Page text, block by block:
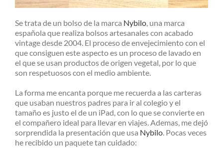
Se trata de un bolso de la marca Nybilo, una marca
española que realiza bolsos artesanales con acabado
vintage desde 2004. El proceso de envejecimiento con el
que consiguen este aspecto es un proceso de lavado en
el que se usan productos de origen vegetal, por lo que
son respetuosos con el medio ambiente.
La forma me encanta porque me recuerda a las carteras
que usaban nuestros padres para ir al colegio y el
tamaño es justo el de un iPad, con lo que se convierte en
el compañero ideal para llevar en viajes. Ademas, me dejó
sorprendida la presentación que usa Nybilo. Pocas veces
he recibido un paquete tan cuidado: